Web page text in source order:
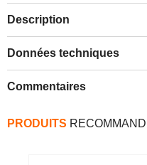
Description
Données techniques
Commentaires
PRODUITS